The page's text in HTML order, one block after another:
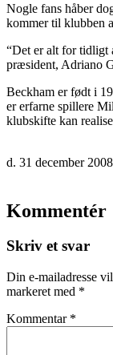
Nogle fans håber
kommer til klubben
“Det er alt for tidligt
præsident, Adriano
Beckham er født i
er erfarne spillere
klubskifte kan
d. 31 december
Kommentér
Skriv et svar
Din e-mailadresse
markeret med *
Kommentar *